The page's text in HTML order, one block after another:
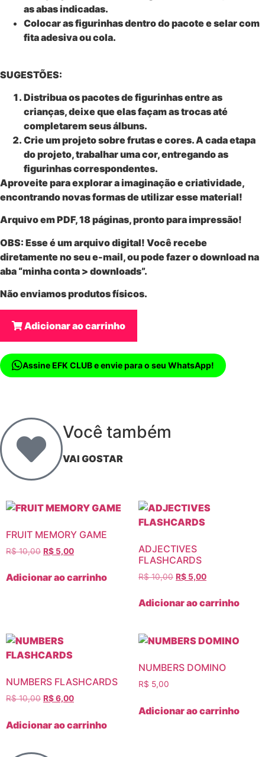
as abas indicadas.
Colocar as figurinhas dentro do pacote e selar com
fita adesiva ou cola.
SUGESTÕES:
Distribua os pacotes de figurinhas entre as
crianças, deixe que elas façam as trocas até
completarem seus álbuns.
Crie um projeto sobre frutas e cores. A cada etapa
do projeto, trabalhar uma cor, entregando as
figurinhas correspondentes.
Aproveite para explorar a imaginação e criatividade,
encontrando novas formas de utilizar esse material!
Arquivo em PDF, 18 páginas, pronto para impressão!
OBS: Esse é umarquivo digital! Você recebe
diretamente no seu e-mail, ou pode fazer o download na
aba “minha conta > downloads”.
Não enviamos produtos físicos.
Adicionar ao carrinho
Assine EFK CLUB e envie para o seu WhatsApp!
Você também
VAI GOSTAR
FRUIT MEMORY GAME
R$10,00 R$ 5,00
Adicionar ao carrinho
ADJECTIVES
FLASHCARDS
R$10,00 R$ 5,00
Adicionar ao carrinho
NUMBERS FLASHCARDS
R$10,00 R$6,00
Adicionar ao carrinho
NUMBERS DOMINO
R$ 5,00
Adicionar ao carrinho